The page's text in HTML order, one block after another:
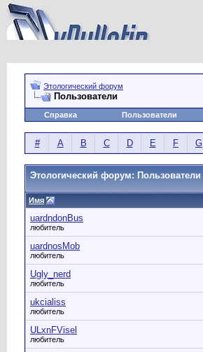
Этологический форум
Пользователи
Справка Пользователи
# A B C D E F G
Этологический форум: Пользователи
Имя
uardndonBus
любитель
uardnosMob
любитель
Ugly_nerd
любитель
ukcialiss
любитель
ULxnFVisel
любитель